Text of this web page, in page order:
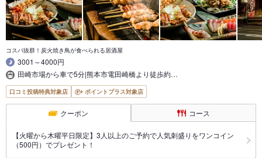
コスパ抜群！炭火焼き鳥が食べられる居酒屋
3001～4000円
田崎市場から車で5分|熊本市電田崎橋より徒歩約…
口コミ投稿特典対象店 ポイントプラス対象店
クーポン コース
【火曜から木曜平日限定】3人以上のご予約で人気刺盛りをワンコイン
（500円）でプレゼント！